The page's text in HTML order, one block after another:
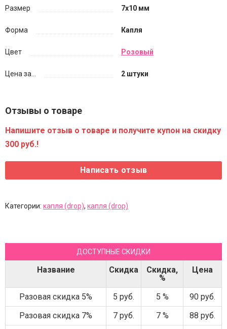
Размер 7х10 мм
Форма Капля
Цвет Розовый
Цена за... 2 штуки
Отзывы о товаре
Напишите отзыв о товаре и получите купон на скидку
300 руб.!
Категории: капля (drop), капля (drop)
ДОСТУПНЫЕ СКИДКИ
Название Скидка
Скидка,
%
Цена
Разовая скидка 5% 5 руб. 5 %
90 руб.
Разовая скидка 7%
7 руб. 7 %
88 руб.